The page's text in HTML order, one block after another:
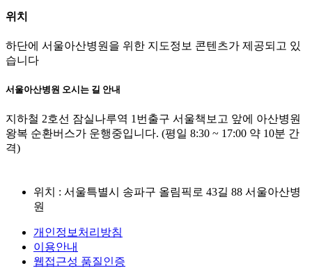
위치
하단에 서울아산병원을 위한 지도정보 콘텐츠가 제공되고 있
습니다
서울아산병원 오시는 길 안내
지하철 2호선 잠실나루역 1번출구 서울책보고 앞에 아산병원
왕복 순환버스가 운행중입니다. (평일 8:30 ~ 17:00 약 10분 간
격)
위치 : 서울특별시 송파구 올림픽로 43길 88 서울아산병
원
개인정보처리방침
이용안내
웹접근성 품질인증